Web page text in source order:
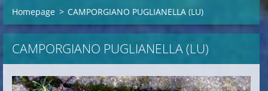
Homepage > CAMPORGIANO PUGLIANELLA (LU)
CAMPORGIANO PUGLIANELLA (LU)